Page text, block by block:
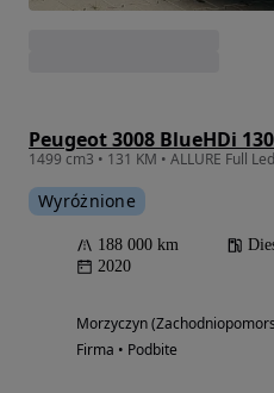
Wyróżnione
188 000 km
2020
Morzyczyn
Firma • Podbite